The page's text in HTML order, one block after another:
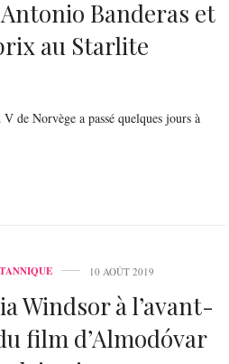
Banderas et
au Starlite
de Norvège a passé quelques jours à
10 AOÛT 2019
Windsor à l’avant-
film d’Almodóvar